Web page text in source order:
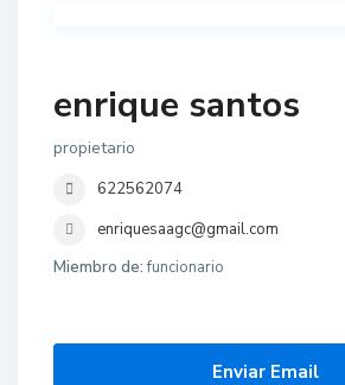
enrique santos
propietario
622562074
enriquesaagc@gmail.com
Miembro de:funcionario
Enviar Email